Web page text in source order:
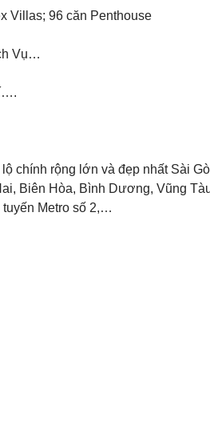
Villas; 96 căn Penthouse
Vụ…
chính rộng lớn và đẹp nhất Sài
Biên Hòa, Bình Dương, Vũng
tuyến Metro số 2,…